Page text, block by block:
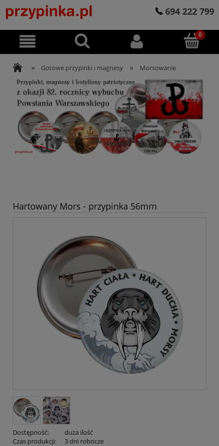
694 222 799
» Gotowe przypinki i magnesy » Morsowanie
Hartowany Mors - przypinka 56mm
Dostępność:
duża ilość
Czas produkcji:
3 dni robocze